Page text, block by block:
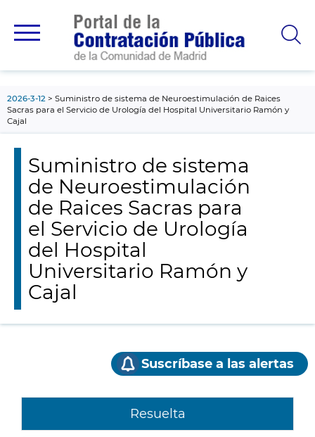
principal
2026-3-12
Suministro de sistema de Neuroestimulación de Raices
Sacras para el Servicio de Urología del Hospital Universitario Ramón y
Cajal
Suministro de sistema
de Neuroestimulación
de Raices Sacras para
el Servicio de Urología
del Hospital
Universitario Ramón y
Cajal
Suscríbase a las alertas
Resuelta